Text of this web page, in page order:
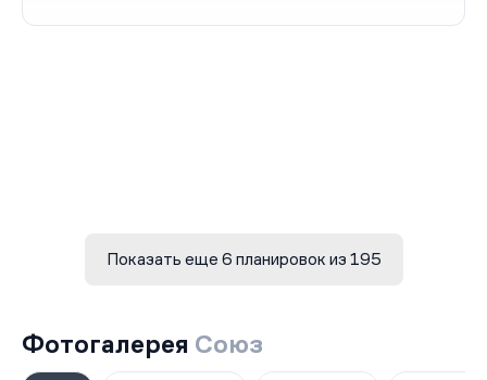
Показать еще 6 планировок из 195
Фотогалерея Союз